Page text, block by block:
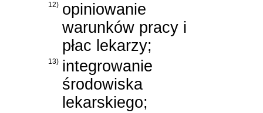
12) opiniowanie
warunków pracy i
płac lekarzy;
13) integrowanie
środowiska
lekarskiego;